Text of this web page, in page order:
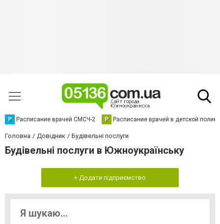
Р Расписание врачей СМСЧ-2 Р Расписание врачей в детской
Головна Довідник Будівельні послуги
Будівельні послуги в Южноукраїнську
+ Додати підприємство